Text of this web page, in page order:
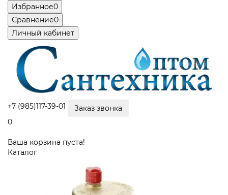
Избранное0
Сравнение0
Личный кабинет
+7 (985)117-39-01
Заказ звонка
0
Ваша корзина пуста!
Каталог